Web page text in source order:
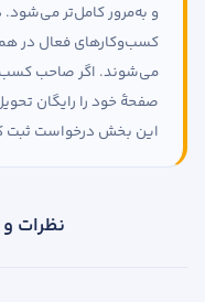
و به‌مرور کامل‌تر
کسب‌وکارهای فعال در
می‌شوند. اگر صاحب
صفحهٔ خود را رایگان
این بخش درخواست ثبت
نظرات و